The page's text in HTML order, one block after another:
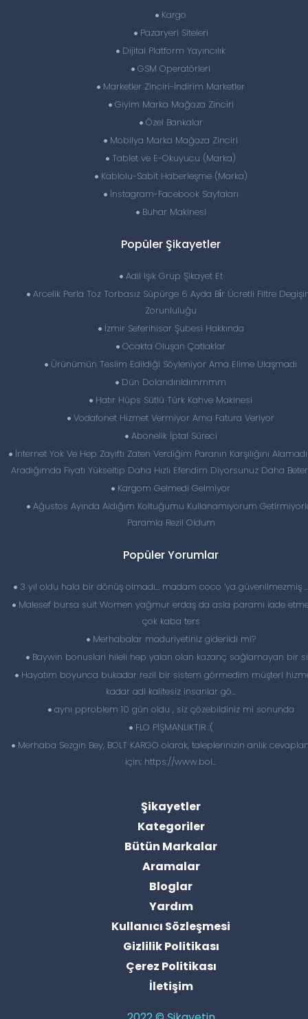
Kargo
Pazaryeri Siteleri
Dijital Platform Yayıncılık
GSM Operatörleri
Marketler Zinciri-İndirim Marketler
Giyim Marka Mağaza Zinciri
Özel Bankalar
Mobilya Marka Mağaza Zinciri
Tablet ve E-Okuyucu (Marka)
Kablolu-Sabit Haberleşme (Marka)
İnstagram-Facebook Sayfaları
Buhar Makinesi
Popüler Şikayetler
Adil Işık Grup Şikayet Et
Arcelik Perla Toz Torbasız Süpürge 6 Ayda Bi̇r Ücretli Filtre
Zorunluluğu
İzmir Seferihisar Şubesi Hakkında
Ocakta Oluşan Çatlaklar
Ürünümün Teslim Edildiği Söyleniyor Ama Elime Ulaşmadı
Dün Dolandırıldımmmm
Hatır Hüps Sütlü Türk Kahve Makinesi
Vodafonet Hizmet Vermiyor Ama Fatura Veriyor
Abonelik İptal Süreci
İnternet Yok Ve Hep Zayıftı Zaten Verdiğim Paranın Karşılığını
Aradığımda Fiyatı Yükseltip Daha Hızlı Efendim Diyorsunuz Daha
Kargom Gelmedi Gelmiyor
Ağustos Ayında Aldığım Koltuğumu Kullanamıyorum
Paramla Rezil Oldum
Popüler Yorumlar
3 yıl oldu hala bir dönüş olmadı… madam coco ‘ya güvenilmezmiş
Malesef bursa suit Women yağmur erdaş da asla paramı iade
çok kaba ters
Merhabalar maduriyetiniz giderildi mi?
Baywin bonuslari hileli hep yalan olan kazanç sağlamayan bir
Hayatım boyunca bukadar rezil bir sistem görmedim müşteri
kadar adi kalitesiz insanlar gö...
aynı pproblem 10 gün oldu , siz çözebildiniz mi sonunda
FLO PİŞMANLIKTIR :(
Merhaba Sezgin Bey, BOLT KARGO olarak, taleplerinizin anlık
için; https://www.bol...
Şikayetler
Kategoriler
Bütün Markalar
Aramalar
Bloglar
Yardım
Kullanıcı Sözleşmesi
Gizlilik Politikası
Çerez Politikası
İletişim